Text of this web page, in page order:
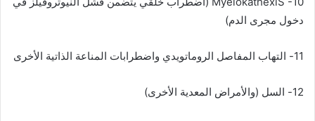
دخول مجرى الدم)
11- التهاب المفاصل الروماتويدي واضطرابات المناعة الذاتية الأخرى
12- السل (والأمراض المعدية الأخرى)